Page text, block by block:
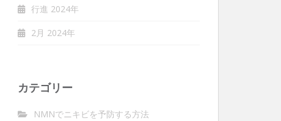
行進 2024年
2月 2024年
カテゴリー
NMNでニキビを予防する方法